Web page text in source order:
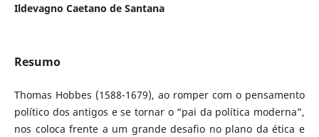
Ildevagno Caetano de Santana
Resumo
Thomas Hobbes (1588-1679), ao romper com o pensamento
político dos antigos e se tornar o “pai da política moderna”,
nos coloca frente a um grande desafio no plano da ética e